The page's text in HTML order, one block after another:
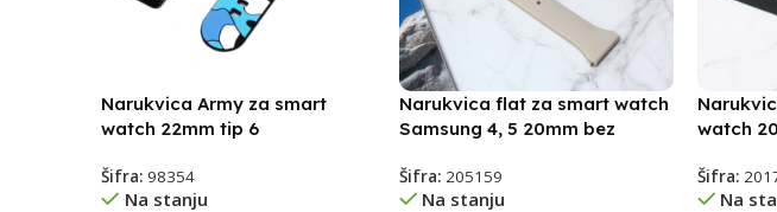
Narukvica Army za smart
watch 22mm tip 6
Šifra: 98354
Na stanju
Narukvica flat za smart watch
Samsung 4, 5 20mm bez
Šifra: 205159
Na stanju
watch
Šifra:
Na